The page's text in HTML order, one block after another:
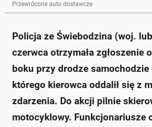
wolności.
Przewrócone auto dostawcze
Policja ze Świebodzina (woj.
czerwca otrzymała zgłoszenie
boku przy drodze samochodzie
którego kierowca oddalił się z
zdarzenia. Do akcji pilnie
motocyklowy. Funkcjonariusze